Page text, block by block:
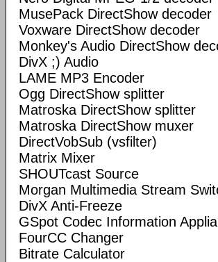
MusePack DirectShow decoder
Voxware DirectShow decoder
Monkey's Audio DirectShow
DivX ;) Audio
LAME MP3 Encoder
Ogg DirectShow splitter
Matroska DirectShow splitter
Matroska DirectShow muxer
DirectVobSub (vsfilter)
Matrix Mixer
SHOUTcast Source
Morgan Multimedia Stream
DivX Anti-Freeze
GSpot Codec Information
FourCC Changer
Bitrate Calculator